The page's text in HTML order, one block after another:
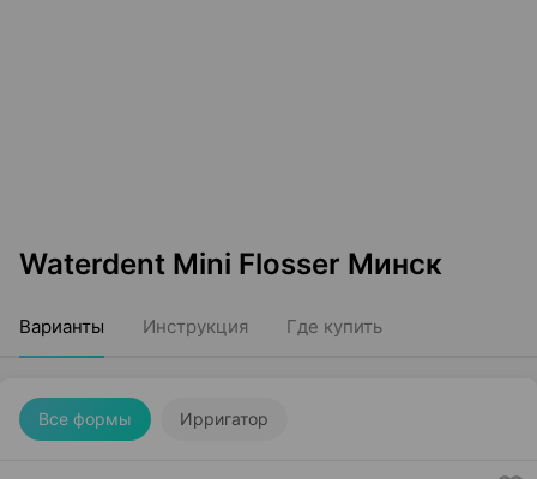
Waterdent Mini Flosser Минск
Варианты Инструкция Где купить
Все формы Ирригатор